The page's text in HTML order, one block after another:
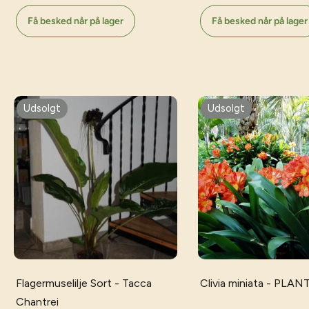
Få besked når på lager Få besked når på lager
Udsolgt
Flagermuselilje Sort - Tacca
Chantrei
Udsolgt
Clivia miniata -